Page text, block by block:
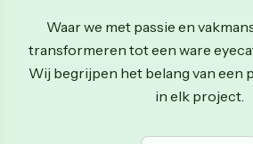
Waar we met passie en
transformeren tot een ware
Wij begrijpen het belang van een
in elk project.